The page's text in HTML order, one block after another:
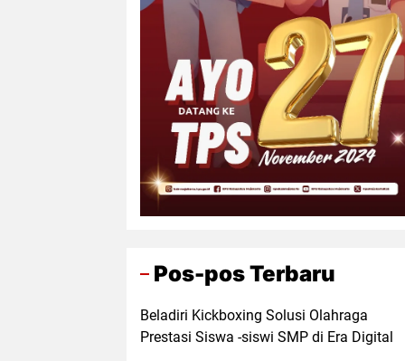
Pos-pos Terbaru
Beladiri Kickboxing Solusi Olahraga
Prestasi Siswa -siswi SMP di Era Digital